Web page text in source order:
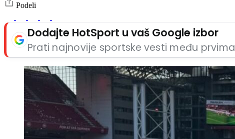
Podeli
Dodajte HotSport u vaš Google izbor
Prati najnovije sportske vesti među prvima